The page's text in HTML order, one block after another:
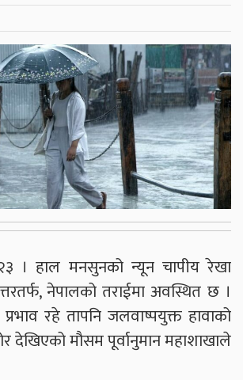
। हाल मनसुनको न्यून चापीय रेखा
नेपालको तराईमा अवस्थित छ ।
रहे तापनि जलवाष्पयुक्त हावाको
देखिएको मौसम पूर्वानुमान महाशाखाले